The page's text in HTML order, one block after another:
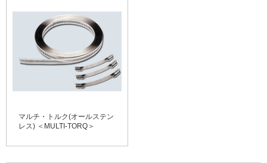
マルチ・トルク(オールステン
レス) ＜MULTI-TORQ＞